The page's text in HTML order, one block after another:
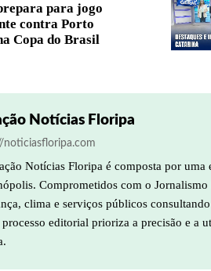
para jogo
contra Porto
Copa do Brasil
Notícias Floripa
noticiasfloripa.com
Notícias Floripa é composta por
Comprometidos com o
clima e serviços públicos
processo editorial prioriza a precisão e a